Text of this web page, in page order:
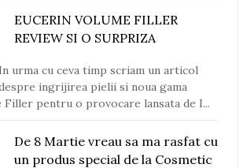
EUCERIN VOLUME FILLER
REVIEW SI O SURPRIZA
In urma cu ceva timp scriam un articol
ingrijirea pielii si noua gama
Filler pentru o provocare lansata de I...
De 8 Martie vreau sa ma rasfat cu
un produs special de la Cosmetic